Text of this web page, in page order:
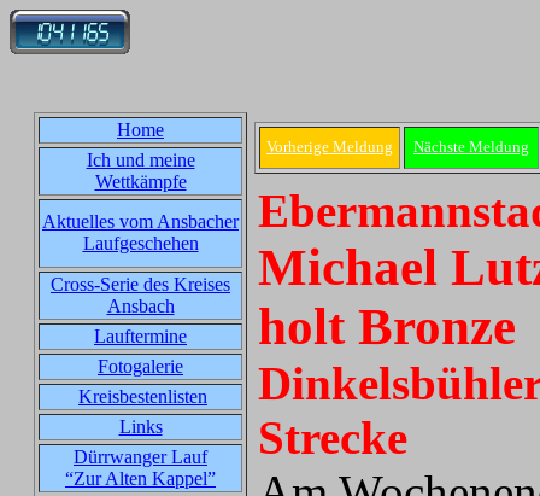
Home
Ich und meine
Wettkämpfe
Aktuelles vom Ansbacher
Laufgeschehen
Cross-Serie des Kreises
Ansbach
Lauftermine
Fotogalerie
Kreisbestenlisten
Links
Dürrwanger Lauf
“Zur Alten Kappel”
Vorherige Meldung Nächste Meldung
Michael
holt Bronze
Strecke